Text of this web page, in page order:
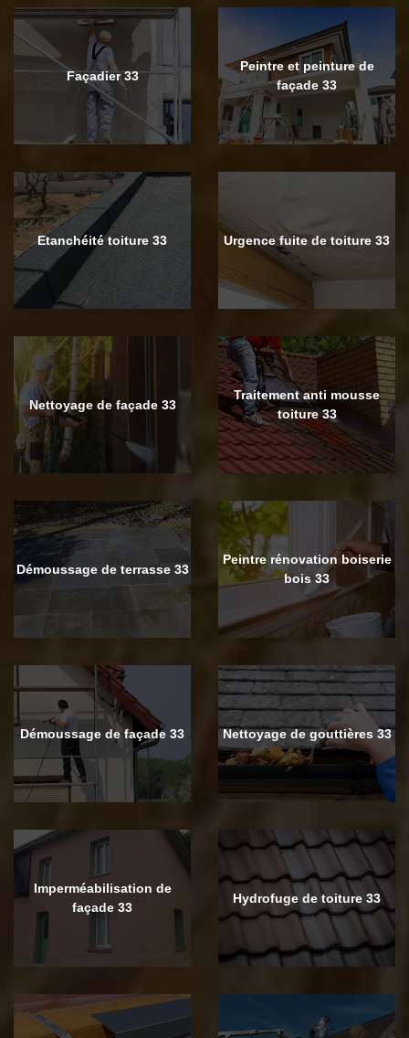
Façadier 33
Peintre et peinture de
façade 33
Etanchéité toiture 33 Urgence fuite de toiture 33
Nettoyage de façade 33
Traitement anti mousse
toiture 33
Démoussage de terrasse 33
Peintre rénovation boiserie
bois 33
Démoussage de façade 33 Nettoyage de gouttières 33
Imperméabilisation de
façade 33
Hydrofuge de toiture 33